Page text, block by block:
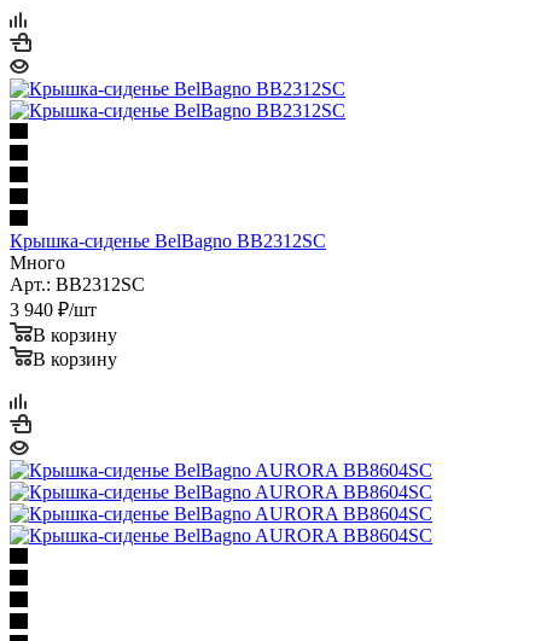
Крышка-сиденье BelBagno BB2312SC
Много
Арт.: BB2312SC
3 940 ₽/шт
В корзину
В корзину